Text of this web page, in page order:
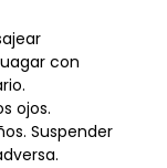
con
ojos.
Suspender